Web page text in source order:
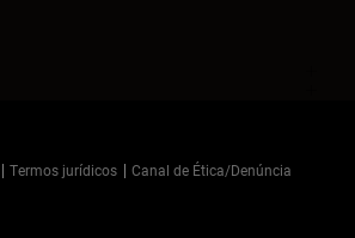
Termos jurídicos
Canal de Ética/Denúncia